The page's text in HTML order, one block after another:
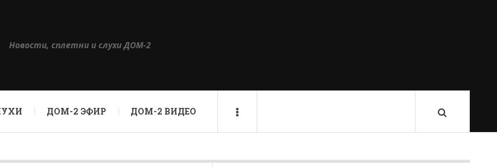
Новости, сплетни и слухи ДОМ-2
ДОМ-2 ЭФИР ДОМ-2 ВИДЕО